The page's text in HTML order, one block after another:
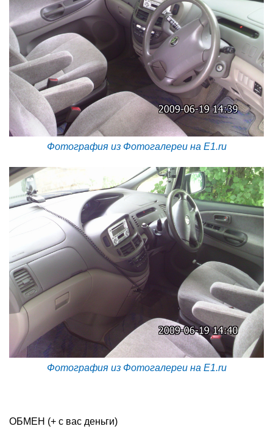
Фотография из Фотогалереи на E1.ru
Фотография из Фотогалереи на E1.ru
ОБМЕН (+ с вас деньги)